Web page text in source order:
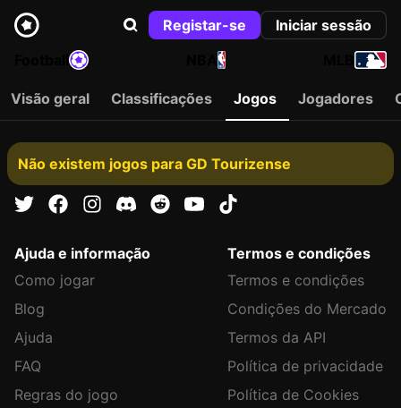
Registar-se
Iniciar sessão
NBA
Visão geral Classificações Jogos Jogadores
Não existem jogos para GD Tourizense
Ajuda e informação
Como jogar
Blog
Ajuda
FAQ
Regras do jogo
Termos e condições
Termos e condições
Condições do Mercado
Termos da API
Política de privacidade
Política de Cookies